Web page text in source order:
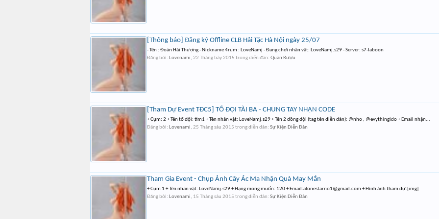
[Thông báo] Đăng ký Offline CLB Hải Tặc Hà Nội ngày 25/07
- Tên : Đoàn Hải Thượng - Nickname 4rum : LoveNamj - Đang chơi nhân vật: LoveNamj.s29 - Server: s7-laboon
Đăng bởi: Lovenami, 22 Tháng bảy 2015 trong diễn đàn: Quán Rượu
[Tham Dự Event TĐC5] TỔ ĐỘI TÀI BA - CHUNG TAY NHẬN CODE
+ Cụm: 2 + Tên tổ đội: tim1 + Tên nhân vật: LoveNamj.s29 + Tên 2 đồng đội (tag tên diễn đàn): @nho , @evythingido + Email nhận...
Đăng bởi: Lovenami, 25 Tháng sáu 2015 trong diễn đàn: Sự Kiện Diễn Đàn
Tham Gia Event - Chụp Ảnh Cây Ác Ma Nhận Quà May Mắn
+ Cụm 1 + Tên nhân vật: LoveNamj.s29 + Hạng mong muốn: 120 + Email:alonestarno1@gmail.com + Hình ảnh tham dự:[img]
Đăng bởi: Lovenami, 15 Tháng sáu 2015 trong diễn đàn: Sự Kiện Diễn Đàn